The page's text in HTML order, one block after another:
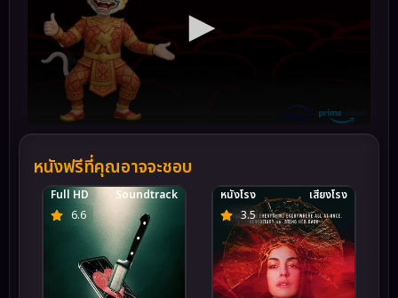
หนังฟรีที่คุณอาจจะชอบ
6.6
Full HD
Soundtrack
3.5
หนังโรง เสียงโรง